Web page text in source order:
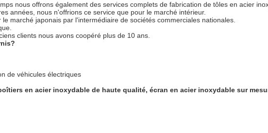
nous offrons également des services complets de fabrication de tôles en acier
années, nous n'offrions ce service que pour le marché intérieur.
marché japonais par l'intermédiaire de sociétés commerciales nationales.
clients nous avons coopéré plus de 10 ans.
de véhicules électriques
en acier inoxydable de haute qualité, écran en acier inoxydable sur